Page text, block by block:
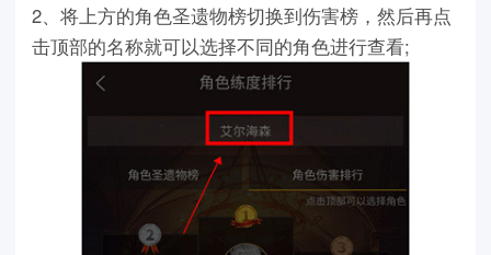
2、将上方的角色圣遗物榜切换到伤害榜，然后再点
击顶部的名称就可以选择不同的角色进行查看;